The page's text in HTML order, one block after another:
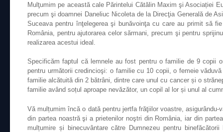
Mulţumim pe această cale Părintelui Cătălin Maxim şi Asociației
precum şi doamnei Daneliuc Nicoleta de la Direcţia Generală de
Suceava pentru înţelegerea şi bunăvoinţa cu care au primit să
România, pentru ajutorarea celor sărmani, precum şi pentru
realizarea acestui ideal.
Specificăm faptul că lemnele au fost pentru o familie de 9 copii
pentru următorii credincioşi: o familie cu 10 copii, o femeie
familie alcătuită din 2 bătrâni, dintre care unul cu cancer și o
familie având soțul aproape nevăzător, un copil al lor și unul al
Vă mulțumim încă o dată pentru jertfa frăţiilor voastre, asigurându-
din partea noastră şi a prietenilor noştri din România, iar din
mulțumire și binecuvântare către Dumnezeu pentru